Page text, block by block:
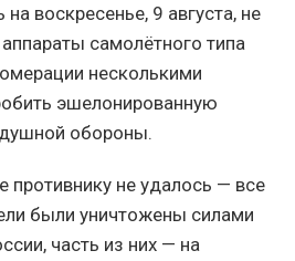
воскресенье, 9 августа, не
самолётного типа
несколькими
эшелонированную
обороны.
противнику не удалось — все
были уничтожены силами
часть из них — на